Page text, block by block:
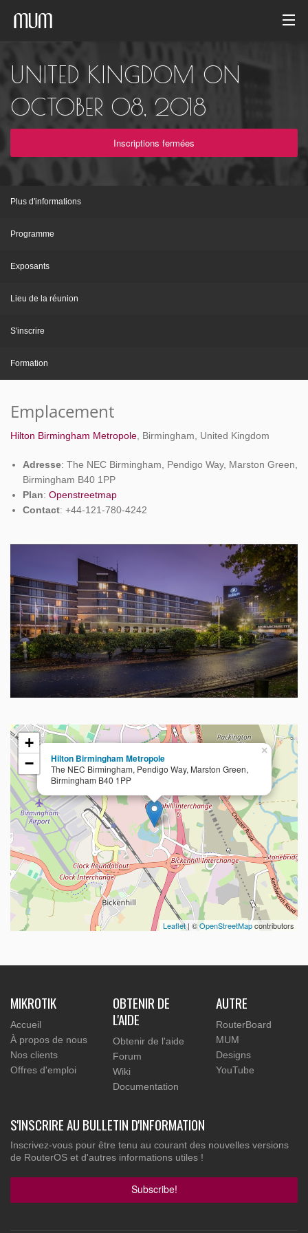
Galerie de photos
Archives des événements
UNITED KINGDOM ON
OCTOBER 08, 2018
Inscriptions fermées
Plus d'informations
Programme
Exposants
Lieu de la réunion
S'inscrire
Formation
Emplacement
Hilton Birmingham Metropole , Birmingham, United Kingdom
Adresse: The NEC Birmingham, Pendigo Way, Marston Green,
Birmingham B40 1PP
Plan: Openstreetmap
Contact: +44-121-780-4242
Hilton Birmingham Metropole
The NEC Birmingham, Pendigo Way, Marston Green,
Birmingham B40 1PP
×
+
−
Leaflet| ©OpenStreetMapcontributors
MIKROTIK
Accueil
À propos de nous
Nos clients
Offres d'emploi
OBTENIR DE
L'AIDE
Obtenir de l'aide
Forum
Wiki
Documentation
AUTRE
RouterBoard
MUM
Designs
YouTube
S'INSCRIRE AU BULLETIN D'INFORMATION
Inscrivez-vous pour être tenu au courant des nouvelles versions
de RouterOS et d'autres informations utiles !
Subscribe!